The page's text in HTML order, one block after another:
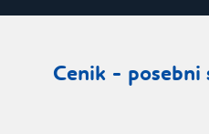
Cenik - posebni